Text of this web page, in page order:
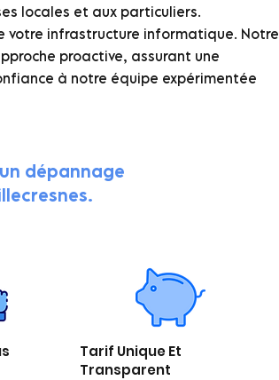
locales et aux particuliers.
votre infrastructure informatique. Notre
proactive, assurant une
à notre équipe expérimentée
dépannage
Tarif Unique Et
Transparent